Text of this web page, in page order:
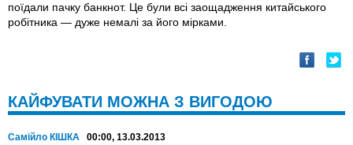
поїдали пачку банкнот. Це були всі заощадження китайського
робітника — дуже немалі за його мірками.
КАЙФУВАТИ МОЖНА З ВИГОДОЮ
Самійло КІШКА 00:00, 13.03.2013